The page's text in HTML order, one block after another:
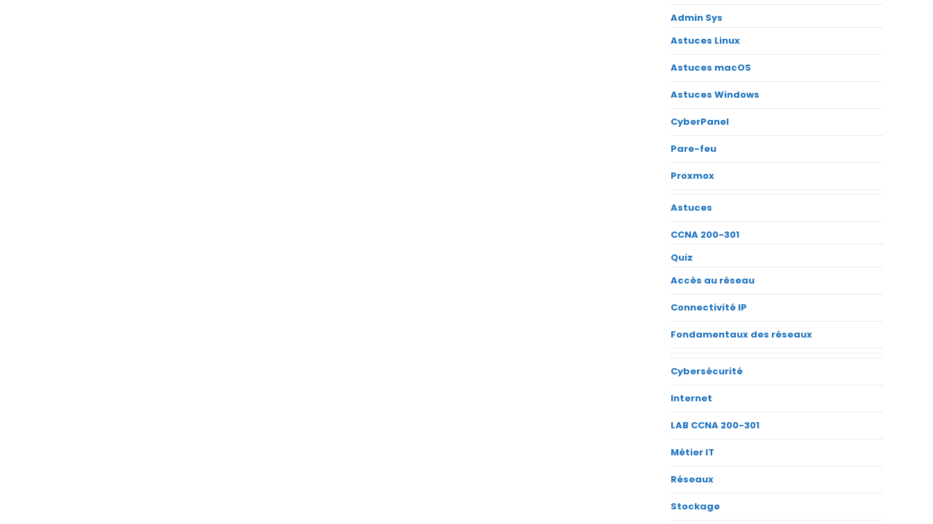
Admin Sys
Astuces Linux
Astuces macOS
Astuces Windows
CyberPanel
Pare-feu
Proxmox
Astuces
CCNA 200-301
Quiz
Accès au réseau
Connectivité IP
Fondamentaux des réseaux
Cybersécurité
Internet
LAB CCNA 200-301
Métier IT
Réseaux
Stockage